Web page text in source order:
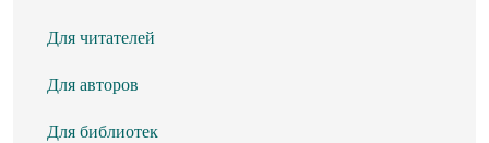
Для читателей
Для авторов
Для библиотек